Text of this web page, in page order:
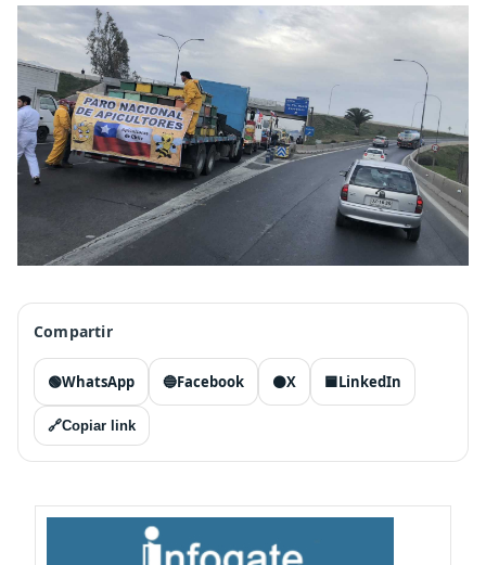
Compartir
🟢WhatsApp 🔵Facebook ⚫X 🟦LinkedIn
🔗Copiar link